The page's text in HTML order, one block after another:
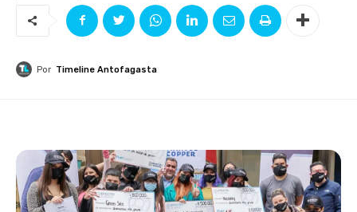
Por Timeline Antofagasta